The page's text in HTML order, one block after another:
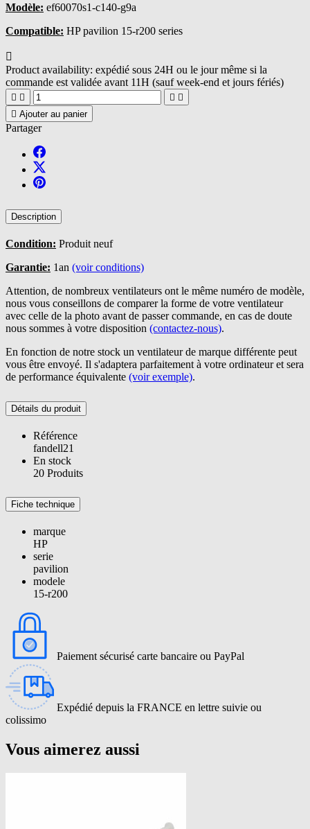
Modèle: ef60070s1-c140-g9a
Compatible: HP pavilion 15-r200 series

Product availability: expédié sous 24H ou le jour même si la
commande est validée avant 11H (sauf week-end et jours fériés)
   
 Ajouter au panier
Partager
Description
Condition: Produit neuf
Garantie: 1an (voir conditions)
Attention, de nombreux ventilateurs ont le même numéro de modèle,
nous vous conseillons de comparer la forme de votre ventilateur
avec celle de la photo avant de passer commande, en cas de doute
nous sommes à votre disposition (contactez-nous).
En fonction de notre stock un ventilateur de marque différente peut
vous être envoyé. Il s'adaptera parfaitement à votre ordinateur et sera
de performance équivalente (voir exemple).
Détails du produit
Référence
fandell21
En stock
20 Produits
Fiche technique
marque
HP
serie
pavilion
modele
15-r200
Paiement sécurisé carte bancaire ou PayPal
Expédié depuis la FRANCE en lettre suivie ou
colissimo
Vous aimerez aussi